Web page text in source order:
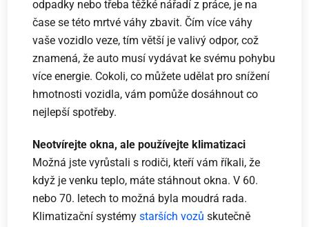
odpadky nebo třeba těžké nářadí z práce, je na
čase se této mrtvé váhy zbavit. Čím více váhy
vaše vozidlo veze, tím větší je valivý odpor, což
znamená, že auto musí vydávat ke svému pohybu
více energie. Cokoli, co můžete udělat pro snížení
hmotnosti vozidla, vám pomůže dosáhnout co
nejlepší spotřeby.
Neotvírejte okna, ale používejte klimatizaci
Možná jste vyrůstali s rodiči, kteří vám říkali, že
když je venku teplo, máte stáhnout okna. V 60.
nebo 70. letech to možná byla moudrá rada.
Klimatizační systémystarších vozů skutečně